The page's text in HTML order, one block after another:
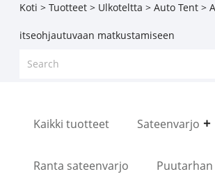
Koti > Tuotteet> Ulkoteltta > Auto Tent>
itseohjautuvaan matkustamiseen
Kaikki tuotteet Sateenvarjo
Ranta sateenvarjo